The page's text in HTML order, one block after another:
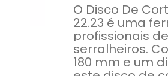
O Disco De
22.23 é uma
profissionais
serralheiros.
180 mm e um